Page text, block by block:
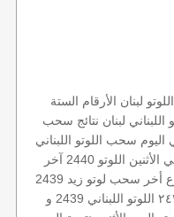
اللوتو لبنان الأرقام الستة
اللبناني لبنان نتائج سحب
اليوم سحب اللوتو اللبناني
الأثنين اللوتو 2440
آخر
أخر سحب لوتو زيد 2439
اللوتو اللبناني 2439 و